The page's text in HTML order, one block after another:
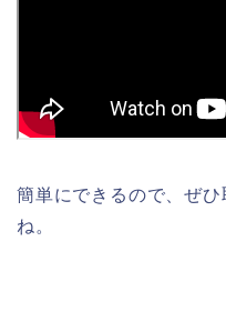
簡単にできるので、ぜ
ね。